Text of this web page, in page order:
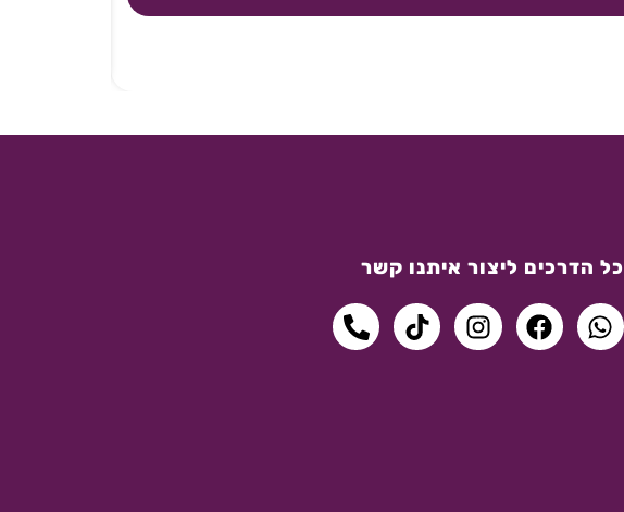
כל הדרכים ליצור איתנו קשר